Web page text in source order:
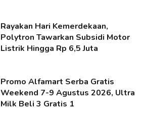
Rayakan Hari Kemerdekaan,
Polytron Tawarkan Subsidi Motor
Listrik Hingga Rp 6,5 Juta
Promo Alfamart Serba Gratis
Weekend 7-9 Agustus 2026, Ultra
Milk Beli 3 Gratis 1